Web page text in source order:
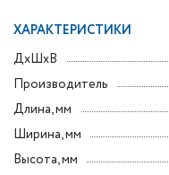
ХАРАКТЕРИСТИКИ
ДxШxВ
Производитель
Длина, мм
Ширина, мм
Высота, мм